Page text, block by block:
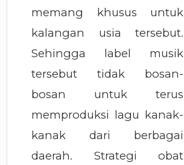
memang khusus untuk
kalangan usia tersebut.
Sehingga label musik
tersebut tidak bosan-
bosan untuk terus
memproduksi lagu kanak-
kanak dari berbagai
daerah. Strategi obat